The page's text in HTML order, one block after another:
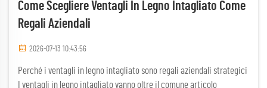
Come Scegliere Ventagli In Legno Intagliato Come
Regali Aziendali
2026-07-13 10:43:56
Perché i ventagli in legno intagliato sono regali aziendali strategici
I ventagli in legno intagliato vanno oltre il comune articolo